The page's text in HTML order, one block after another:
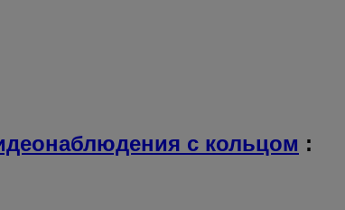
с кольцом :